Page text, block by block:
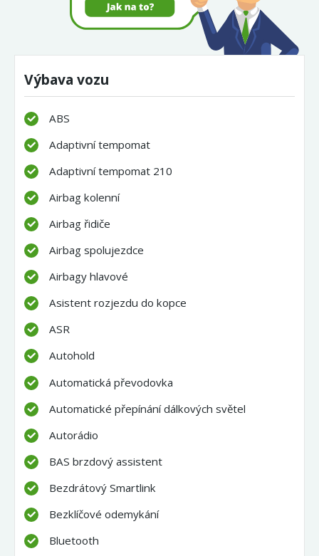
Výbava vozu
ABS
Adaptivní tempomat
Adaptivní tempomat 210
Airbag kolenní
Airbag řidiče
Airbag spolujezdce
Airbagy hlavové
Asistent rozjezdu do kopce
ASR
Autohold
Automatická převodovka
Automatické přepínání dálkových světel
Autorádio
BAS brzdový assistent
Bezdrátový Smartlink
Bezklíčové odemykání
Bluetooth